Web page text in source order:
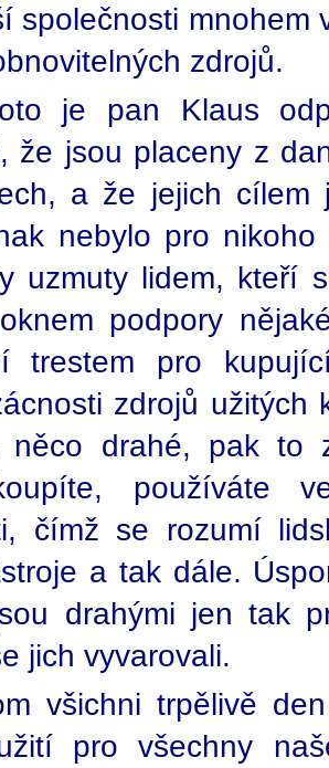
společnosti mnohem
zdrojů.
je pan Klaus
že jsou placeny z
a že jejich cílem
nebylo pro
uzmuty lidem, kteří
podpory
trestem pro
zdrojů užitých
něco drahé, pak to
používáte
čímž se rozumí
a tak dále.
drahými jen tak
jich vyvarovali.
všichni trpělivě
pro všechny